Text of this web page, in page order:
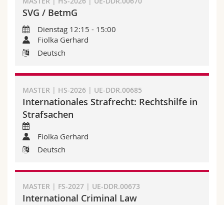
Math.-Nat. und Med. Fak.
Interfakultär
Mitarbeitende
Doktorierende
Webmail
Vorlesungsverzeichnis
SVG / BetmG
Dienstag 12:15 - 15:00
Fiolka Gerhard
Deutsch
MASTER | HS-2026 | UE-DDR.00685
Internationales Strafrecht: Rechtshilfe in
Strafsachen
Fiolka Gerhard
Deutsch
MASTER | FS-2027 | UE-DDR.00673
International Criminal Law